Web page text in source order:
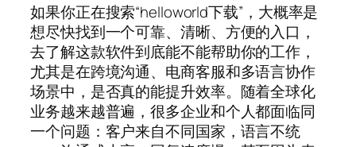
如果你正在搜索“helloworld下载”，大概率是
想尽快找到一个可靠、清晰、方便的入口，
去了解这款软件到底能不能帮助你的工作，
尤其是在跨境沟通、电商客服和多语言协作
场景中，是否真的能提升效率。随着全球化
业务越来越普遍，很多企业和个人都面临同
一个问题：客户来自不同国家，语言不统